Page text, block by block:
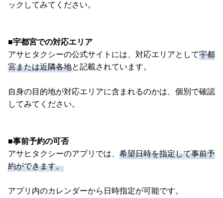
ックしてみてください。
■宇都宮での対応エリア
アサヒタクシーの公式サイトには、対応エリアとして宇都
宮または近隣各地と記載されています。
自身の目的地が対応エリアに含まれるのかは、個別で確認
してみてください。
■事前予約の可否
アサヒタクシーのアプリでは、 希望日時を指定して事前予
約ができます。
アプリ内のカレンダーから日時指定が可能です。